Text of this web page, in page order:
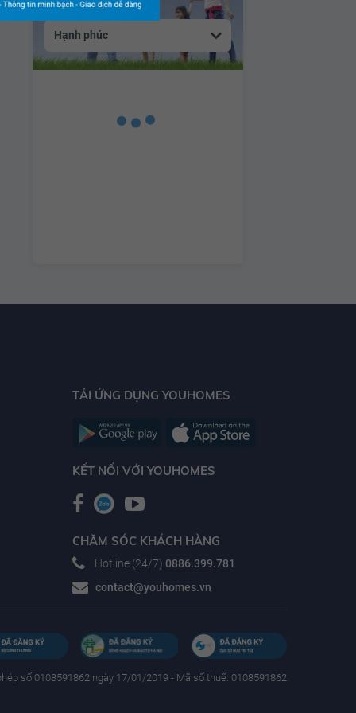
Hạnh phúc
TẢI ỨNG DỤNG YOUHOMES
KẾT NỐI VỚI YOUHOMES
CHĂM SÓC KHÁCH HÀNG
Hotline (24/7) 0886.399.781
contact@youhomes.vn
số 0108591862 ngày 17/01/2019 - Mã số thuế: 0108591862